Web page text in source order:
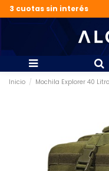
3 cuotas sin interés
Inicio Mochila Explorer 40